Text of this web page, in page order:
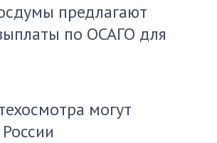
предлагают
по ОСАГО для
могут